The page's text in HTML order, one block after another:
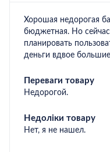
Хорошая недорогая
бюджетная. Но
планировать
деньги вдвое
Переваги товару
Недорогой.
Недоліки товару
Нет, я не нашел.